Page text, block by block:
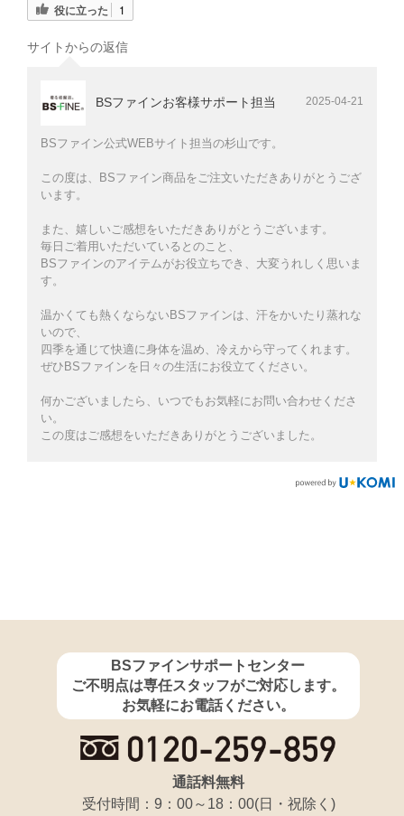
役に立った 1
サイトからの返信
BSファインお客様サポート担当 2025-04-21
BSファイン公式WEBサイト担当の杉山です。
この度は、BSファイン商品をご注文いただきありがとうござ
います。
また、嬉しいご感想をいただきありがとうございます。
毎日ご着用いただいているとのこと、
BSファインのアイテムがお役立ちでき、大変うれしく思いま
す。
温かくても熱くならないBSファインは、汗をかいたり蒸れな
いので、
四季を通じて快適に身体を温め、冷えから守ってくれます。
ぜひBSファインを日々の生活にお役立てください。
何かございましたら、いつでもお気軽にお問い合わせくださ
い。
この度はご感想をいただきありがとうございました。
BSファインサポートセンター
ご不明点は専任スタッフがご対応します。
お気軽にお電話ください。
通話料無料
受付時間：9：00～18：00(日・祝除く)